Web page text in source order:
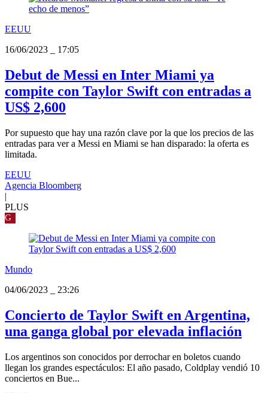
EEUU
16/06/2023
17:05
Debut de Messi en Inter Miami ya
compite con Taylor Swift con entradas a
US$ 2,600
Por supuesto que hay una razón clave por la que los precios de las
entradas para ver a Messi en Miami se han disparado: la oferta es
limitada.
EEUU
Agencia Bloomberg
|
PLUS
G
Mundo
04/06/2023
23:26
Concierto de Taylor Swift en Argentina,
una ganga global por elevada inflación
Los argentinos son conocidos por derrochar en boletos cuando
llegan los grandes espectáculos: El año pasado, Coldplay vendió 10
conciertos en Bue...